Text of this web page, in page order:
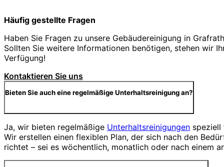
Häufig gestellte Fragen
Haben Sie Fragen zu unsere Gebäudereinigung in
Sollten Sie weitere Informationen benötigen, stehen wir
Verfügung!
Kontaktieren Sie uns
Bieten Sie auch eine regelmäßige Unterhaltsreinigung an?
Ja, wir bieten regelmäßige Unterhaltsreinigungen speziell
Wir erstellen einen flexiblen Plan, der sich nach den
richtet – sei es wöchentlich, monatlich oder nach einem